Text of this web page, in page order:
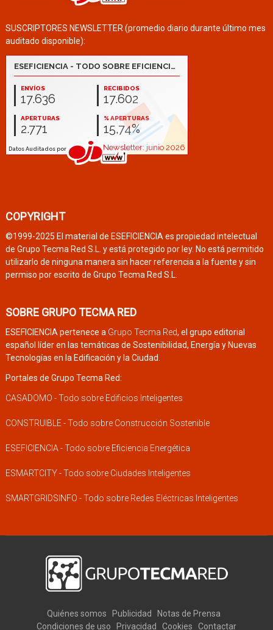
SUSCRIPTORES NEWSLETTER (promedio diario durante último mes
auditado disponible):
COPYRIGHT
©1999-2025 El material de ESEFICIENCIA es propiedad intelectual
de Grupo Tecma Red S.L. y está protegido por ley. No está permitido
utilizarlo de ninguna manera sin hacer referencia a la fuente y sin
permiso por escrito de Grupo Tecma Red S.L.
SOBRE GRUPO TECMA RED
ESEFICIENCIA pertenece a Grupo Tecma Red, el grupo editorial
español líder en las temáticas de Sostenibilidad, Energía y Nuevas
Tecnologías en la Edificación y la Ciudad.
Portales de Grupo Tecma Red:
CASADOMO - Todo sobre Edificios Inteligentes
CONSTRUIBLE - Todo sobre Construcción Sostenible
ESEFICIENCIA - Todo sobre Eficiencia Energética
ESMARTCITY - Todo sobre Ciudades Inteligentes
SMARTGRIDSINFO - Todo sobre Redes Eléctricas Inteligentes
Quiénes somos Publicidad
Notas de Prensa
Condiciones de uso
Privacidad Cookies Contactar